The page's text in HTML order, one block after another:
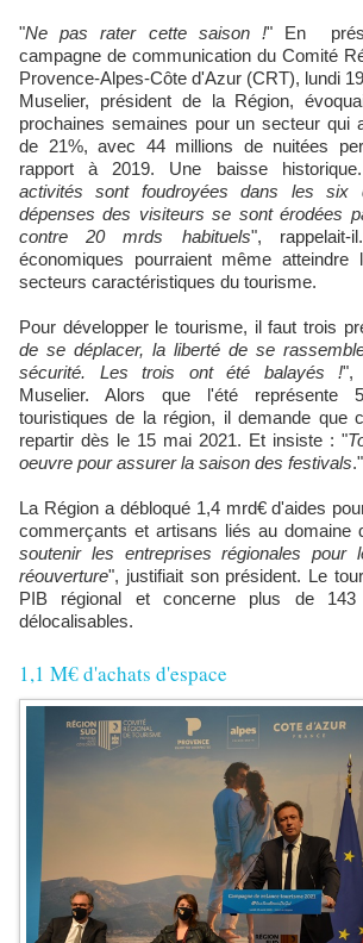
" Ne pas rater cette saison !" En
campagne de communication du Comité
Provence-Alpes-Côte d'Azur (CRT), lundi
Muselier, président de la Région,
prochaines semaines pour un secteur qui
de 21%, avec 44 millions de nuitées
rapport à 2019.
Une baisse
activités sont foudroyées dans les six
dépenses des visiteurs se sont érodées
contre 20 mrds habituels", rappelait-
économiques pourraient même
secteurs caractéristiques du tourisme.
Pour développer le tourisme, il faut trois
de se déplacer, la liberté de se
sécurité. Les trois ont été balayés !",
Muselier. Alors que l'été représente
touristiques de la région, il demande que
repartir dès le 15 mai 2021. Et insiste : "
oeuvre pour assurer la saison des festivals."
La Région a débloqué 1,4 mrd€ d'aides
commerçants et artisans liés au domaine
soutenir les entreprises régionales pour
réouverture", justifiait son président. Le
PIB régional et concerne plus de
délocalisables.
1,1 M€ d'achats d'espace